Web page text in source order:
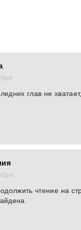
глав не
чтение на